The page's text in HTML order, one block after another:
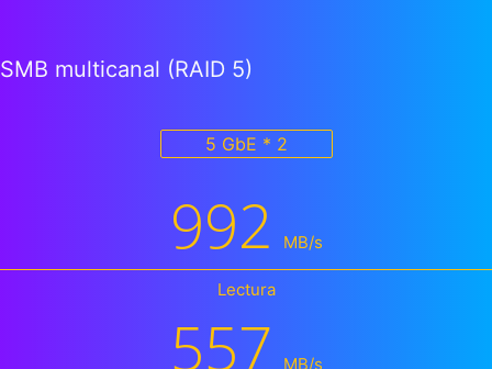
SMB multicanal (RAID 5)
5 GbE * 2
992 MB/s
Lectura
557 MB/s